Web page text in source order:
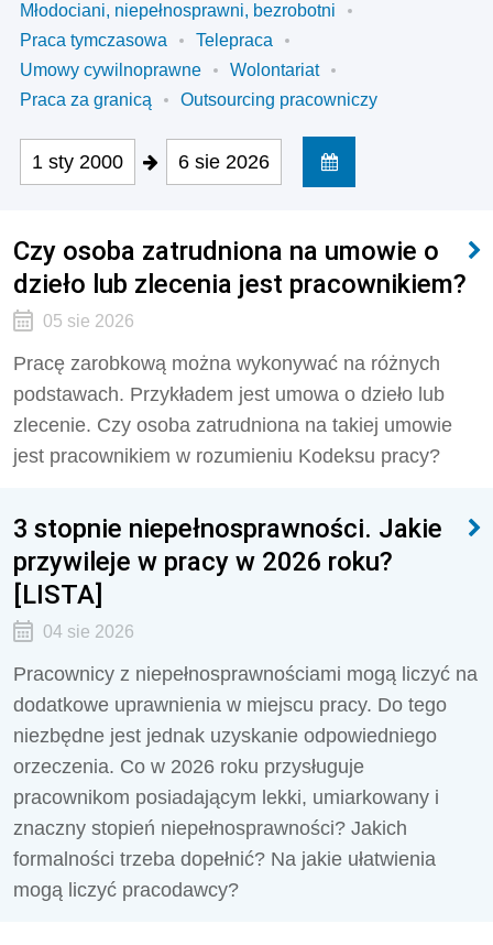
Młodociani, niepełnosprawni, bezrobotni
Praca tymczasowa
Telepraca
Umowy cywilnoprawne
Wolontariat
Praca za granicą
Outsourcing pracowniczy
1 sty 2000 6 sie 2026
Czy osoba zatrudniona na umowie o
dzieło lub zlecenia jest pracownikiem?
05 sie 2026
Pracę zarobkową można wykonywać na różnych
podstawach. Przykładem jest umowa o dzieło lub
zlecenie. Czy osoba zatrudniona na takiej umowie
jest pracownikiem w rozumieniu Kodeksu pracy?
3 stopnie niepełnosprawności. Jakie
przywileje w pracy w 2026 roku?
[LISTA]
04 sie 2026
Pracownicy z niepełnosprawnościami mogą liczyć na
dodatkowe uprawnienia w miejscu pracy. Do tego
niezbędne jest jednak uzyskanie odpowiedniego
orzeczenia. Co w 2026 roku przysługuje
pracownikom posiadającym lekki, umiarkowany i
znaczny stopień niepełnosprawności? Jakich
formalności trzeba dopełnić? Na jakie ułatwienia
mogą liczyć pracodawcy?